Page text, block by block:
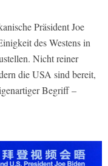
Präsident Joe
des Westens in
Nicht reiner
die USA sind bereit,
Begriff –